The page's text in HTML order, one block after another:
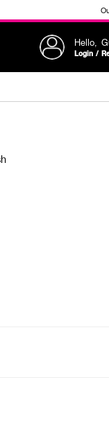
Hello,
Login /